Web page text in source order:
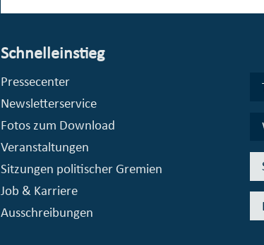
Schnelleinstieg
Pressecenter
Newsletterservice
Fotos zum Download
Veranstaltungen
Sitzungen politischer Gremien
Job & Karriere
Ausschreibungen
© Stadt Essen, Presse- und Kommunikationsamt